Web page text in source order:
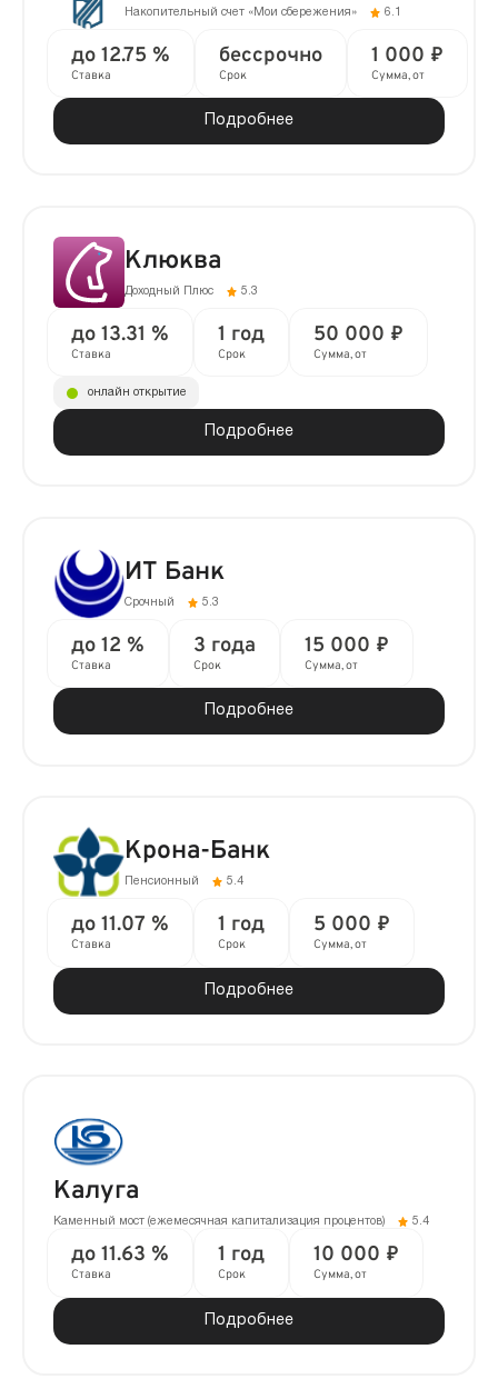
Накопительный счет «Мои сбережения» 6.1
до 12.75 %
Ставка
бессрочно
Срок
1 000 ₽
Сумма, от
Подробнее
Клюква
Доходный Плюс 5.3
до 13.31 %
Ставка
1 год
Срок
50 000 ₽
Сумма, от
Подробнее
онлайн открытие
ИТ Банк
Срочный 5.3
до 12 %
Ставка
3 года
Срок
15 000 ₽
Сумма, от
Подробнее
Крона-Банк
Пенсионный 5.4
до 11.07 %
Ставка
1 год
Срок
5 000 ₽
Сумма, от
Подробнее
Калуга
Каменный мост (ежемесячная капитализация процентов) 5.4
до 11.63 %
Ставка
1 год
Срок
10 000 ₽
Сумма, от
Подробнее